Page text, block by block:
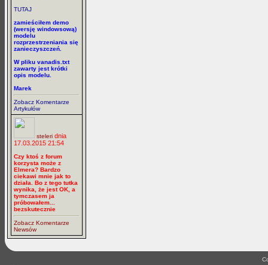
TUTAJ
zamieściłem demo
(wersję windowsową)
modelu
rozprzestrzeniania się
zanieczyszczeń.
W pliku vanadis.txt
zawarty jest krótki
opis modelu.
Marek
Zobacz Komentarze
Artykułów
steleri dnia
17.03.2015 21:54
Czy ktoś z forum
korzysta może z
Elmera? Bardzo
ciekawi mnie jak to
działa. Bo z tego tutka
wynika, że jest OK, a
tymczasem ja
próbowałem...
bezskutecznie
Zobacz Komentarze
Newsów